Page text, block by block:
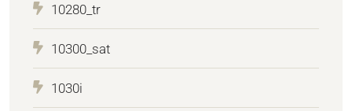
10280_tr
10300_sat
1030i